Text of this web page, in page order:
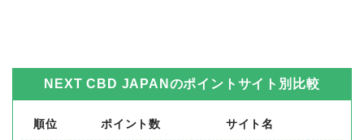
NEXT CBD JAPAN のポイントサイト別比較
順位 ポイント数 サイト名